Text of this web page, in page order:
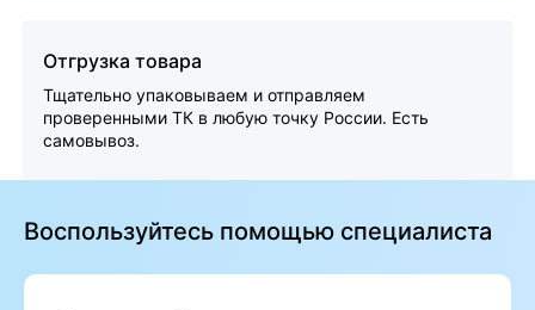
Отгрузка товара
Тщательно упаковываем и отправляем
проверенными ТК в любую точку России. Есть
самовывоз.
Воспользуйтесь помощью специалиста